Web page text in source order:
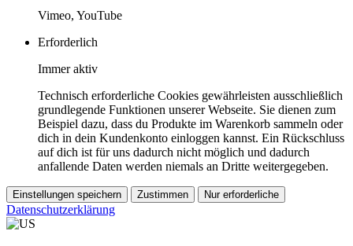
Vimeo, YouTube
Erforderlich
Immer aktiv
Technisch erforderliche Cookies gewährleisten ausschließlich
grundlegende Funktionen unserer Webseite. Sie dienen zum
Beispiel dazu, dass du Produkte im Warenkorb sammeln oder
dich in dein Kundenkonto einloggen kannst. Ein Rückschluss
auf dich ist für uns dadurch nicht möglich und dadurch
anfallende Daten werden niemals an Dritte weitergegeben.
Einstellungen speichern Zustimmen Nur erforderliche
Datenschutzerklärung